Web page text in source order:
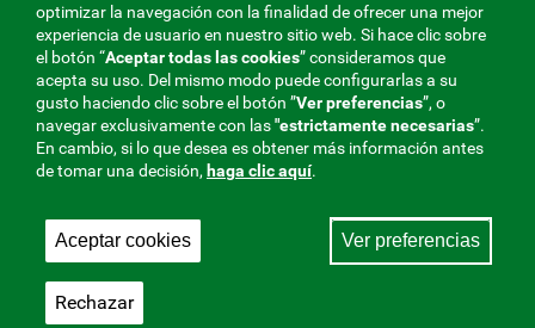
optimizar la navegación con la finalidad de ofrecer una mejor
experiencia de usuario en nuestro sitio web. Si hace clic sobre
el botón “Aceptar todas las cookies” consideramos que
acepta su uso. Del mismo modo puede configurarlas a su
gusto haciendo clic sobre el botón ”Ver preferencias”, o
navegar exclusivamente con las"estrictamentenecesarias”.
En cambio, si lo que desea es obtener más información antes
de tomar una decisión, haga clic aquí.
Aceptar cookies Ver preferencias
Rechazar